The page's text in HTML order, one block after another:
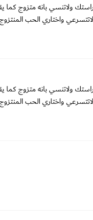
ولاتنسي بانه متزوج كما
واختاري الحب المنتزوج
ولاتنسي بانه متزوج كما
واختاري الحب المنتزوج